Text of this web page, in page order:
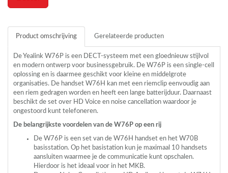
Product omschrijving Gerelateerde producten
De Yealink W76P is een DECT -systeem met een gloednieuw stijlvol
en modern ontwerp voor businessgebruik. De W76P is een single-cell
oplossing en is daarmee geschikt voor kleine en middelgrote
organisaties. De handset W76H kan met een riemclip eenvoudig aan
een riem gedragen worden en heeft een lange batterijduur. Daarnaast
beschikt de set over HD Voice en noise cancellation waardoor je
ongestoord kunt telefoneren.
De belangrijkste voordelen van de W76P op een rij
De W76P is een set van de W76H handset en het W70B
basisstation. Op het basistation kun je maximaal 10 handsets
aansluiten waarmee je de communicatie kunt opschalen.
Hierdoor is het ideaal voor in het MKB.